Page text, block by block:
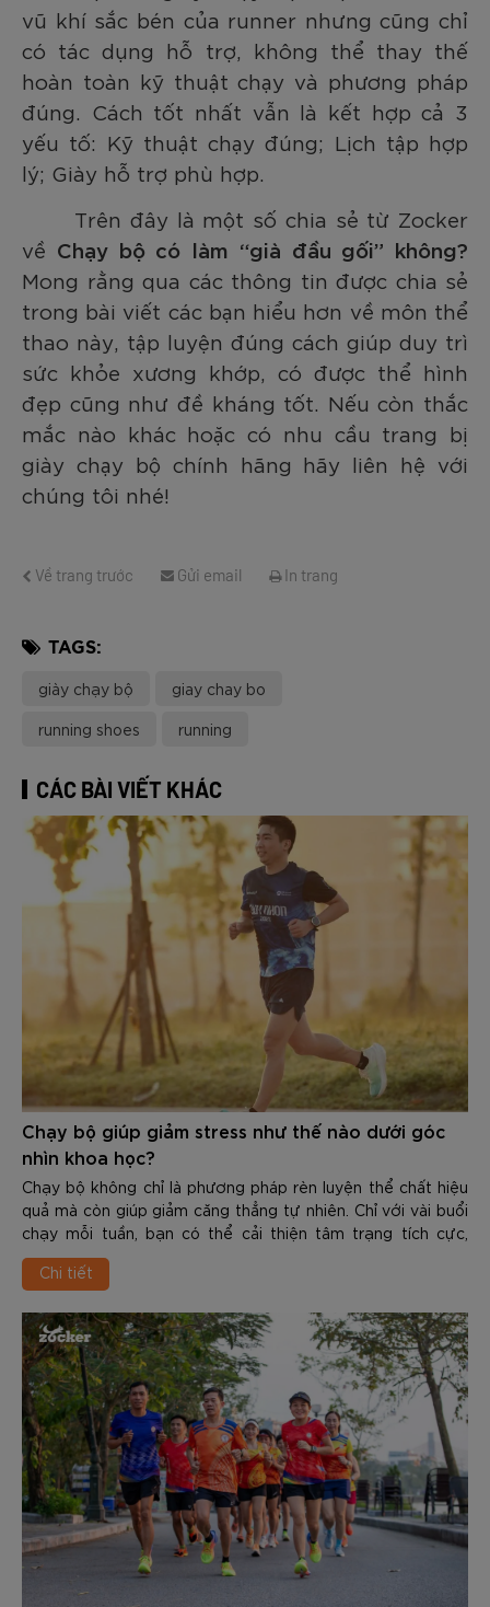
vũ khí sắc bén của runner nhưng cũng chỉ
có tác dụng hỗ trợ, không thể thay thế
hoàn toàn kỹ thuật chạy và phương pháp
đúng. Cách tốt nhất vẫn là kết hợp cả 3
yếu tố: Kỹ thuật chạy đúng; Lịch tập hợp
lý; Giày hỗ trợ phù hợp.
Trên đây là một số chia sẻ từ Zocker
về Chạy bộ có làm “già đầu gối” không?
Mong rằng qua các thông tin được chia sẻ
trong bài viết các bạn hiểu hơn về môn thể
thao này, tập luyện đúng cách giúp duy trì
sức khỏe xương khớp, có được thể hình
đẹp cũng như đề kháng tốt. Nếu còn thắc
mắc nào khác hoặc có nhu cầu trang bị
giày chạy bộ chính hãng hãy liên hệ với
chúng tôi nhé!
Về trang trước Gửi email In trang
TAGS:
giày chạy bộ giay chay bo
running shoes running
CÁC BÀI VIẾT KHÁC
Chạy bộ giúp giảm stress như thế nào dưới góc
nhìn khoa học?
Chạy bộ không chỉ là phương pháp rèn luyện thể chất hiệu
quả mà còn giúp giảm căng thẳng tự nhiên. Chỉ với vài buổi
chạy mỗi tuần, bạn có thể cải thiện tâm trạng tích cực,
nâng cao chất lượng giấc ngủ và gia tăng khả năng chống
chịu áp lực trong cuộc sống. Vậy Chạy bộ giúp giảm stress
đây các bạn hãy cùng Zocker tìm hiểu chi tiết nhé.
Chi tiết